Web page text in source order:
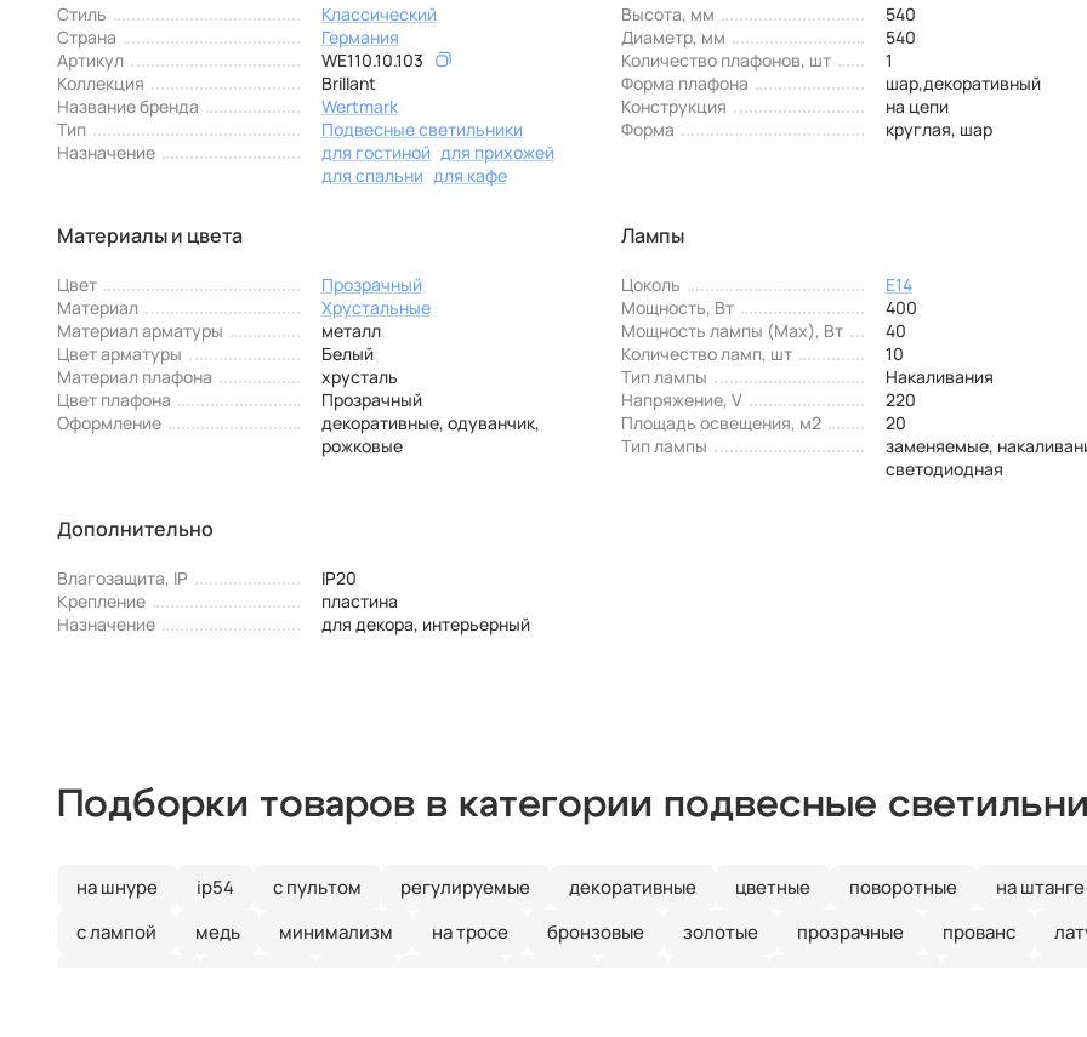
Стиль
Классический
Страна
Германия
Артикул
WE110.10.103
Коллекция
Brillant
Название бренда
Wertmark
Тип
Подвесные светильники
Назначение
для гостиной для прихожей
для спальни для кафе
Высота, мм
540
Диаметр, мм
540
Количество плафонов, шт
1
Форма плафона
шар,декоративный
Конструкция
на цепи
Форма
круглая, шар
Материалы и цвета
Цвет
Прозрачный
Материал
Хрустальные
Материал арматуры
металл
Цвет арматуры
Белый
Материал плафона
хрусталь
Цвет плафона
Прозрачный
Оформление
декоративные, одуванчик,
рожковые
Лампы
Цоколь
E14
Мощность, Вт
400
Мощность лампы (Max), Вт
40
Количество ламп, шт
10
Тип лампы
Накаливания
Напряжение, V
220
Площадь освещения, м2
20
Тип лампы
заменяемые,
светодиодная
Дополнительно
Влагозащита, IP
IP20
Крепление
пластина
Назначение
для декора, интерьерный
Подборки товаров в категории подвесные
на шнуре ip54 с пультом регулируемые декоративные цветные поворотные
на штанге
с лампой
медь минимализм на тросе бронзовые золотые прозрачные прованс